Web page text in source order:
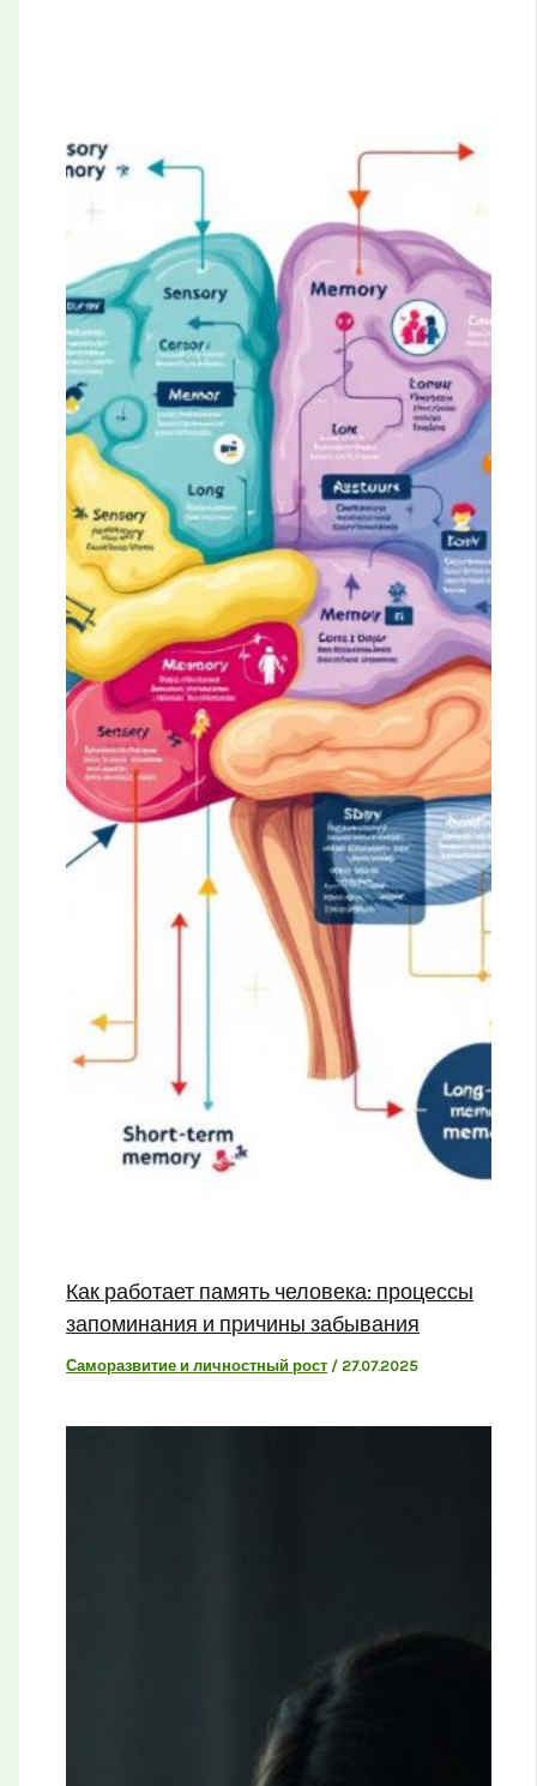
Как работает память человека: процессы
запоминания и причины забывания
Саморазвитие и личностный рост / 27.07.2025